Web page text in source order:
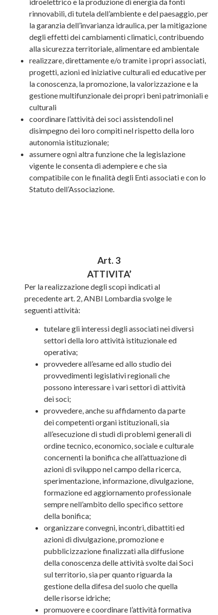
rinnovabili, di tutela dell’ambiente e del paesaggio, per
la garanzia dell’invarianza idraulica, per la mitigazione
degli effetti dei cambiamenti climatici, contribuendo
alla sicurezza territoriale, alimentare ed ambientale
realizzare, direttamente e/o tramite i propri associati,
progetti, azioni ed iniziative culturali ed educative per
la conoscenza, la promozione, la valorizzazione e la
gestione multifunzionale dei propri beni patrimoniali e
culturali
coordinare l’attività dei soci assistendoli nel
disimpegno dei loro compiti nel rispetto della loro
autonomia istituzionale;
assumere ogni altra funzione che la legislazione
vigente le consenta di adempiere e che sia
compatibile con le finalità degli Enti associati e con lo
Statuto dell’Associazione.
Art. 3
ATTIVITA’
Per la realizzazione degli scopi indicati al
precedente art. 2, ANBI Lombardia svolge le
seguenti attività:
tutelare gli interessi degli associati nei diversi
settori della loro attività istituzionale ed
operativa;
provvedere all’esame ed allo studio dei
provvedimenti legislativi regionali che
possono interessare i vari settori di attività
dei soci;
provvedere, anche su affidamento da parte
dei competenti organi istituzionali, sia
all’esecuzione di studi di problemi generali di
ordine tecnico, economico, sociale e culturale
concernenti la bonifica che all’attuazione di
azioni di sviluppo nel campo della ricerca,
sperimentazione, informazione, divulgazione,
formazione ed aggiornamento professionale
sempre nell’ambito dello specifico settore
della bonifica;
organizzare convegni, incontri, dibattiti ed
azioni di divulgazione, promozione e
pubblicizzazione finalizzati alla diffusione
della conoscenza delle attività svolte dai Soci
sul territorio, sia per quanto riguarda la
gestione della difesa del suolo che quella
delle risorse idriche;
promuovere e coordinare l’attività formativa